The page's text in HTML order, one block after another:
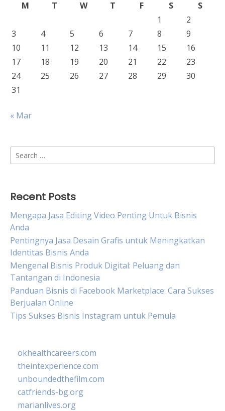
M T W T F S
S
1
2
3
4 5 6 7 8
9
10
11 12 13 14 15
16
17
18 19 20 21 22
23
24
25 26 27 28 29
30
31
« Mar
Search
for:
Recent Posts
Mengapa Jasa Editing Video Penting Untuk Bisnis
Anda
Pentingnya Jasa Desain Grafis untuk Meningkatkan
Identitas Bisnis Anda
Mengenal Bisnis Produk Digital: Peluang dan
Tantangan di Indonesia
Panduan Bisnis di Facebook Marketplace: Cara Sukses
Berjualan Online
Tips Sukses Bisnis Instagram untuk Pemula
okhealthcareers.com
theintexperience.com
unboundedthefilm.com
catfriends-bg.org
marianlives.org